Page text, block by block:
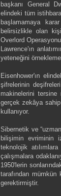
başkanı General
elindeki tüm
başlamamaya
belirsizlikle olan
Overlord
Lawrence'ın
yeteneğini
Eisenhower'ın
şifrelerinin
makinelerini
gerçek zekâya
kullanıyor.
Sibernetik ve
bilişimin evriminin
teknolojik
çalışmalara
1950'lerin
tarafından mümkün
gerektirmiştir.